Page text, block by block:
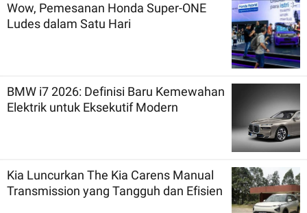
Wow, Pemesanan Honda Super-ONE
Ludes dalam Satu Hari
BMW i7 2026: Definisi Baru Kemewahan
Elektrik untuk Eksekutif Modern
Kia Luncurkan The Kia Carens Manual
Transmission yang Tangguh dan Efisien